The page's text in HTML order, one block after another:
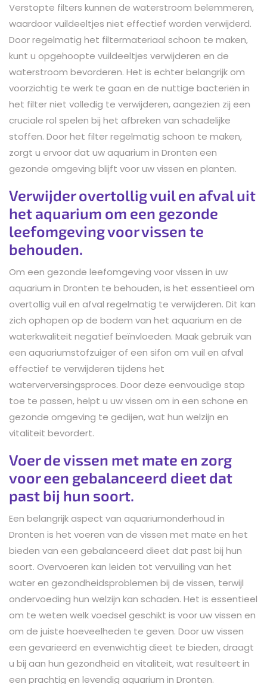
Verstopte filters kunnen de waterstroom belemmeren,
waardoor vuildeeltjes niet effectief worden verwijderd.
Door regelmatig het filtermateriaal schoon te maken,
kunt u opgehoopte vuildeeltjes verwijderen en de
waterstroom bevorderen. Het is echter belangrijk om
voorzichtig te werk te gaan en de nuttige bacteriën in
het filter niet volledig te verwijderen, aangezien zij een
cruciale rol spelen bij het afbreken van schadelijke
stoffen. Door het filter regelmatig schoon te maken,
zorgt u ervoor dat uw aquarium in Dronten een
gezonde omgeving blijft voor uw vissen en planten.
Verwijder overtollig vuil en afval uit
het aquarium om een gezonde
leefomgeving voor vissen te
behouden.
Om een gezonde leefomgeving voor vissen in uw
aquarium in Dronten te behouden, is het essentieel om
overtollig vuil en afval regelmatig te verwijderen. Dit kan
zich ophopen op de bodem van het aquarium en de
waterkwaliteit negatief beïnvloeden. Maak gebruik van
een aquariumstofzuiger of een sifon om vuil en afval
effectief te verwijderen tijdens het
waterverversingsproces. Door deze eenvoudige stap
toe te passen, helpt u uw vissen om in een schone en
gezonde omgeving te gedijen, wat hun welzijn en
vitaliteit bevordert.
Voer de vissen met mate en zorg
voor een gebalanceerd dieet dat
past bij hun soort.
Een belangrijk aspect van aquariumonderhoud in
Dronten is het voeren van de vissen met mate en het
bieden van een gebalanceerd dieet dat past bij hun
soort. Overvoeren kan leiden tot vervuiling van het
water en gezondheidsproblemen bij de vissen, terwijl
ondervoeding hun welzijn kan schaden. Het is essentieel
om te weten welk voedsel geschikt is voor uw vissen en
om de juiste hoeveelheden te geven. Door uw vissen
een gevarieerd en evenwichtig dieet te bieden, draagt
u bij aan hun gezondheid en vitaliteit, wat resulteert in
een prachtig en levendig aquarium in Dronten.